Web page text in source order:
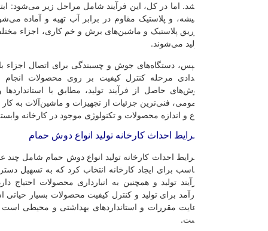
اما در کل، این فرآیند شامل مراحل زیر می‌شود: ابتدا، مواد اولیه از
و پلاستیک مقاوم در برابر آب تهیه و آماده می‌شوند. سپس، با
پلاستیک و ماشین‌های برش و خم کاری، اجزاء مختلف دوش حمام به
دستگاه‌های جوش و چسبندگی برای اتصال اجزاء با یکدیگر استفاده
مرحله کنترل کیفیت بر روی محصولات انجام می‌شود تا
حاصل از فرآیند تولید، مطابق با استانداردها و نیازهای
فنی‌ترین جزئیات از تجهیزات و ماشین‌آلات به کار گرفته شده برای
و اندازه محصولات و تکنولوژی موجود در کارخانه وابسته است.
احداث کارخانه تولید انواع دوش حمام
احداث کارخانه تولید انواع دوش حمام شامل چند عامل مهم می‌شوند.
برای ایجاد کارخانه انتخاب کرد که به تسهیل دسترسی به منابع انرژی
تولید و همچنین به انبارداری محصولات احتیاج دارد. همچنین، تامین
برای تولید و کنترل کیفیت محصولات بسیار حیاتی است. از دیگر شرایط
مقررات و استانداردهای بهداشتی و محیطی است که برای تولید این